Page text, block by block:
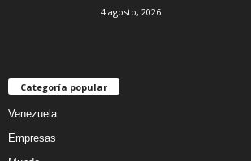
4 agosto, 2026
Categoría popular
Venezuela
Empresas